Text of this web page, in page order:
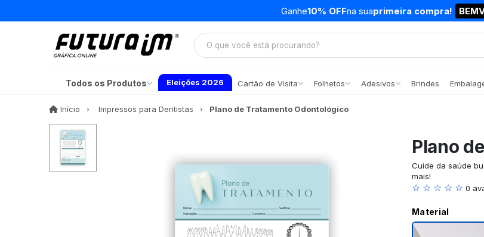
Ganhe10% OFFna suaprimeira compra!
Todos os Produtos Eleições 2026 Cartão de Visita Folhetos Adesivos Brindes
Início InícioImpressos para Dentistas Plano de Tratamento Odontológico
Plano
Cuide da saúde
mais!
☆ ☆ ☆ ☆ ☆ 0
Material